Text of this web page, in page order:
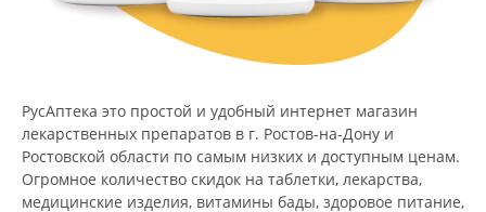
РусАптека это простой и удобный интернет магазин
лекарственных препаратов в г. Ростов-на-Дону и
Ростовской области по самым низких и доступным ценам.
Огромное количество скидок на таблетки, лекарства,
медицинские изделия, витамины бады, здоровое питание,